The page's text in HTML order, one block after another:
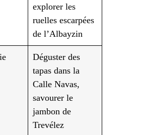
explorer les
ruelles escarpées
de l’Albayzin
Déguster des
tapas dans la
Calle Navas,
savourer le
jambon de
Trevélez